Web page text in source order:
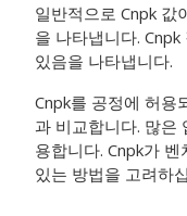
일반적으로 Cnpk 값
을 나타냅니다.
있음을 나타냅니다.
Cnpk를 공정에 허용
과 비교합니다. 많은
용합니다. Cnpk가
있는 방법을 고려하